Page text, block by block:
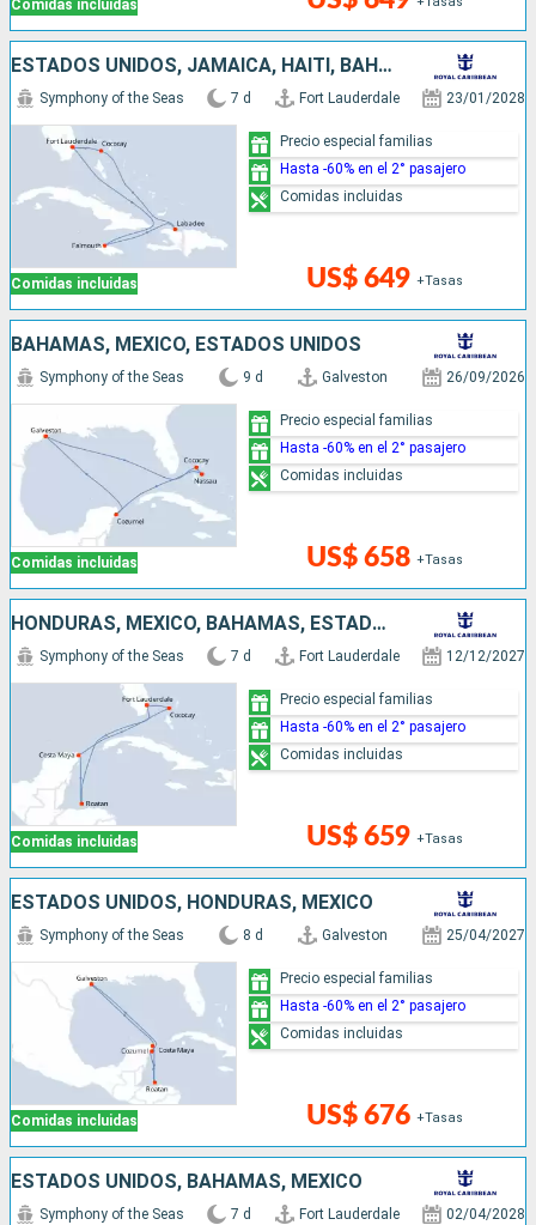
Comidas incluidas
ESTADOS UNIDOS, JAMAICA, HAITI, BAHAMAS
Comidas incluidas
Symphony of the Seas 7 d Fort Lauderdale 23/01/2028
US$ 649 +Tasas
Precio especial familias
Hasta -60% en el 2° pasajero
Comidas incluidas
BAHAMAS, MÉXICO, ESTADOS UNIDOS
Comidas incluidas
Symphony of the Seas 9 d Galveston 26/09/2026
US$ 658 +Tasas
Precio especial familias
Hasta -60% en el 2° pasajero
Comidas incluidas
HONDURAS, MÉXICO, BAHAMAS, ESTADOS UNIDOS
Comidas incluidas
Symphony of the Seas 7 d Fort Lauderdale 12/12/2027
US$ 659 +Tasas
Precio especial familias
Hasta -60% en el 2° pasajero
Comidas incluidas
ESTADOS UNIDOS, HONDURAS, MÉXICO
Comidas incluidas
Symphony of the Seas 8 d Galveston 25/04/2027
US$ 676 +Tasas
Precio especial familias
Hasta -60% en el 2° pasajero
Comidas incluidas
ESTADOS UNIDOS, BAHAMAS, MÉXICO
Symphony of the Seas 7 d Fort Lauderdale 02/04/2028